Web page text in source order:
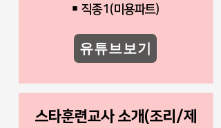
￭ 직종1(미용파트)
유튜브보기
스타훈련교사 소개(조리/제